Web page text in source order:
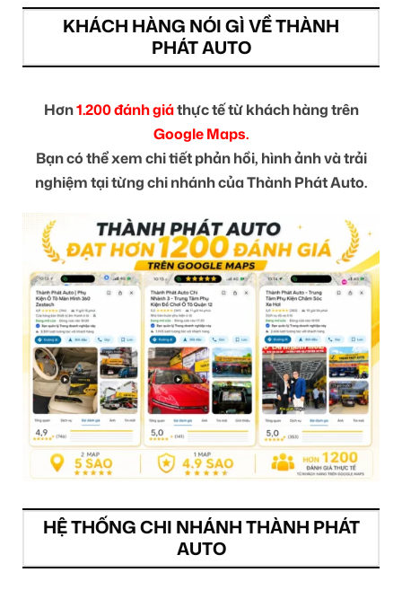
KHÁCH HÀNG NÓI GÌ VỀ THÀNH
PHÁT AUTO
Hơn1.200 đánh giáthực tế từ khách hàng trên
Google Maps.
Bạn có thể xem chi tiết phản hồi, hình ảnh và trải
nghiệm tại từng chi nhánh của Thành Phát Auto.
HỆ THỐNG CHI NHÁNH THÀNH PHÁT
AUTO